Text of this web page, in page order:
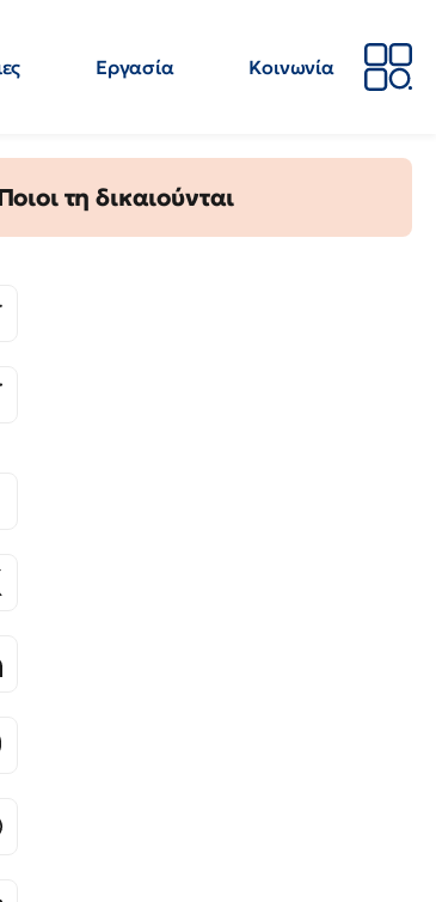
Εργασία
Κοινωνία
τη δικαιούνται